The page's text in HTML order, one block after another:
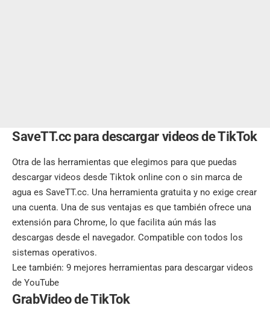
SaveTT.cc para descargar videos de TikTok
Otra de las herramientas que elegimos para que puedas
descargar videos desde Tiktok online con o sin marca de
agua es SaveTT.cc. Una herramienta gratuita y no exige crear
una cuenta. Una de sus ventajas es que también ofrece una
extensión para Chrome, lo que facilita aún más las
descargas desde el navegador. Compatible con todos los
sistemas operativos.
Lee también: 9 mejores herramientas para descargar videos
de YouTube
GrabVideo de TikTok